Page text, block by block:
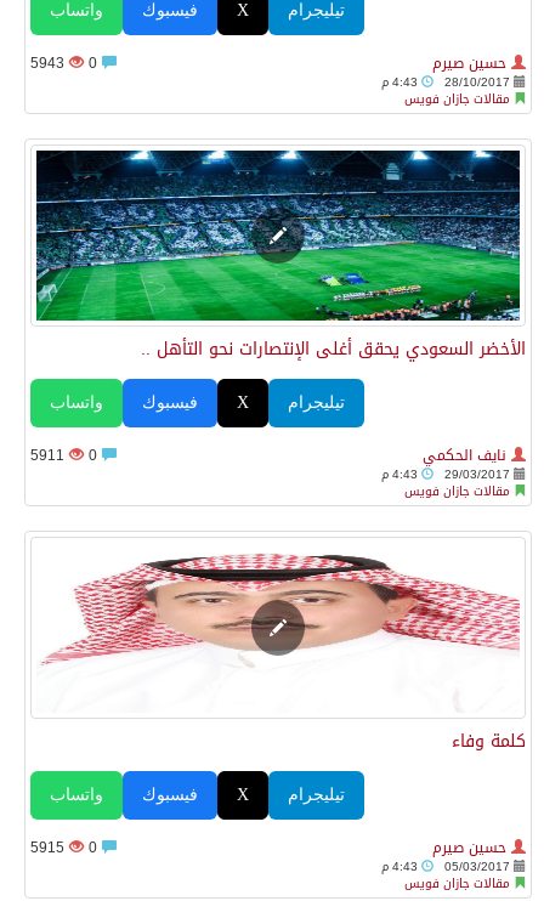
جازان.. موطن الفواكه الاستوائية ونموذج وطني للتنمية الزراعية المستدامة
رحبت المملكة ببيان مجلس الأمن وتنديده بهجمات ميليشيا الحوثي الإرهابية
واتساب فيسبوك X تيليجرام
حسين صيرم
28/10/2017
مقالات جازان فويس
5943
الأخضر السعودي يحقق أغلى الإنتصارات نحو التأهل ..
واتساب فيسبوك X تيليجرام
نايف الحكمي
29/03/2017
مقالات جازان فويس
5911
كلمة وفاء
واتساب فيسبوك X تيليجرام
حسين صيرم
05/03/2017
مقالات جازان فويس
5915